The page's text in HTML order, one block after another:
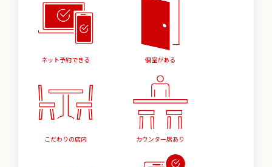
ネット予約できる 個室がある
こだわりの店内 カウンター席あり